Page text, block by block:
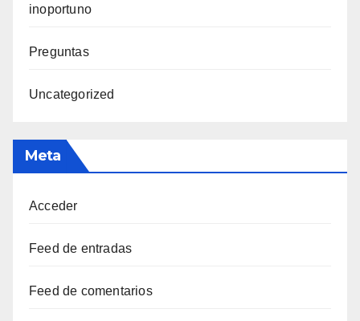
inoportuno
Preguntas
Uncategorized
Meta
Acceder
Feed de entradas
Feed de comentarios